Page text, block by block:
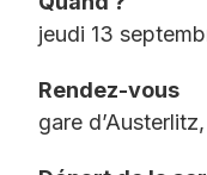
jeudi 13
Rendez-vous
gare d’Austerlitz,